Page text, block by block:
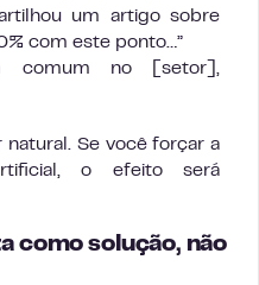
um artigo sobre
com este ponto…”
comum no [setor],
natural. Se você forçar a
o efeito será
como solução, não